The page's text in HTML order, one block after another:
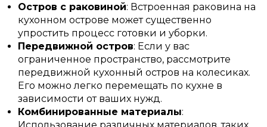
Остров с раковиной: Встроенная раковина на
кухонном острове может существенно
упростить процесс готовки и уборки.
Передвижной остров: Если у вас
ограниченное пространство, рассмотрите
передвижной кухонный остров на колесиках.
Его можно легко перемещать по кухне в
зависимости от ваших нужд.
Комбинированные материалы: